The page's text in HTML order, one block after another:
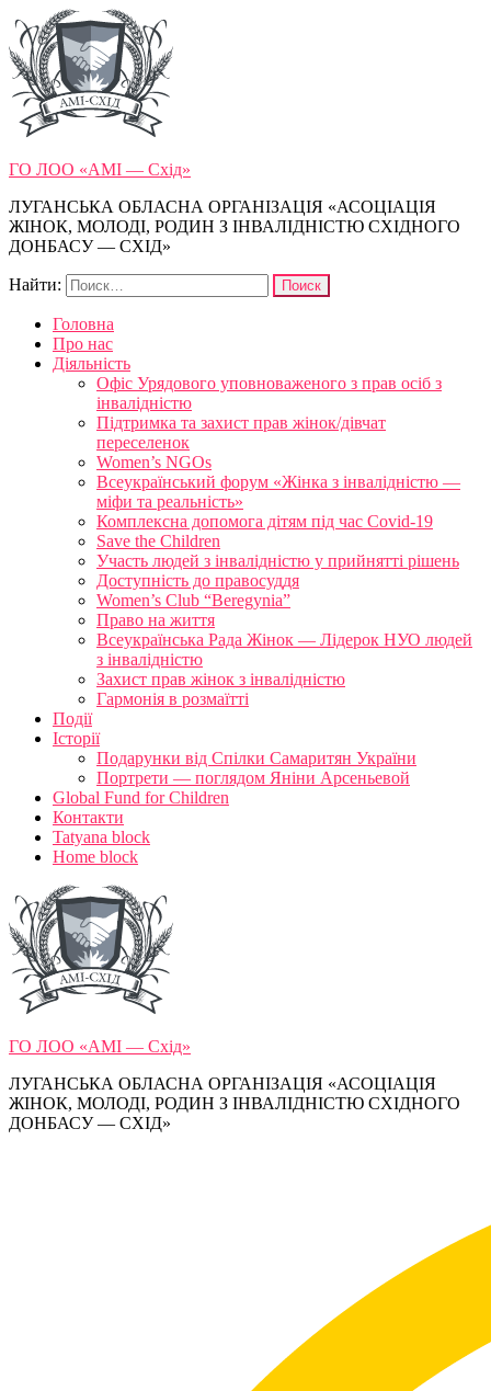
ГО ЛОО «АМІ — Схід»
ЛУГАНСЬКА ОБЛАСНА ОРГАНІЗАЦІЯ «АСОЦІАЦІЯ
ЖІНОК, МОЛОДІ, РОДИН З ІНВАЛІДНІСТЮ СХІДНОГО
ДОНБАСУ — СХІД»
Найти:
Головна
Про нас
Діяльність
Офіс Урядового уповноваженого з прав осіб з
інвалідністю
Підтримка та захист прав жінок/дівчат
переселенок
Women’s NGOs
Всеукраїнський форум «Жінка з інвалідністю —
міфи та реальність»
Комплексна допомога дітям під час Covid-19
Save the Children
Участь людей з інвалідністю у прийнятті рішень
Доступність до правосуддя
Women’s Club “Beregynia”
Право на життя
Всеукраїнська Рада Жінок — Лідерок НУО людей
з інвалідністю
Захист прав жінок з інвалідністю
Гармонія в розмаїтті
Події
Історії
Подарунки від Спілки Самаритян України
Портрети — поглядом Яніни Арсеньевой
Global Fund for Children
Контакти
Tatyana block
Home block
ГО ЛОО «АМІ — Схід»
ЛУГАНСЬКА ОБЛАСНА ОРГАНІЗАЦІЯ «АСОЦІАЦІЯ
ЖІНОК, МОЛОДІ, РОДИН З ІНВАЛІДНІСТЮ СХІДНОГО
ДОНБАСУ — СХІД»